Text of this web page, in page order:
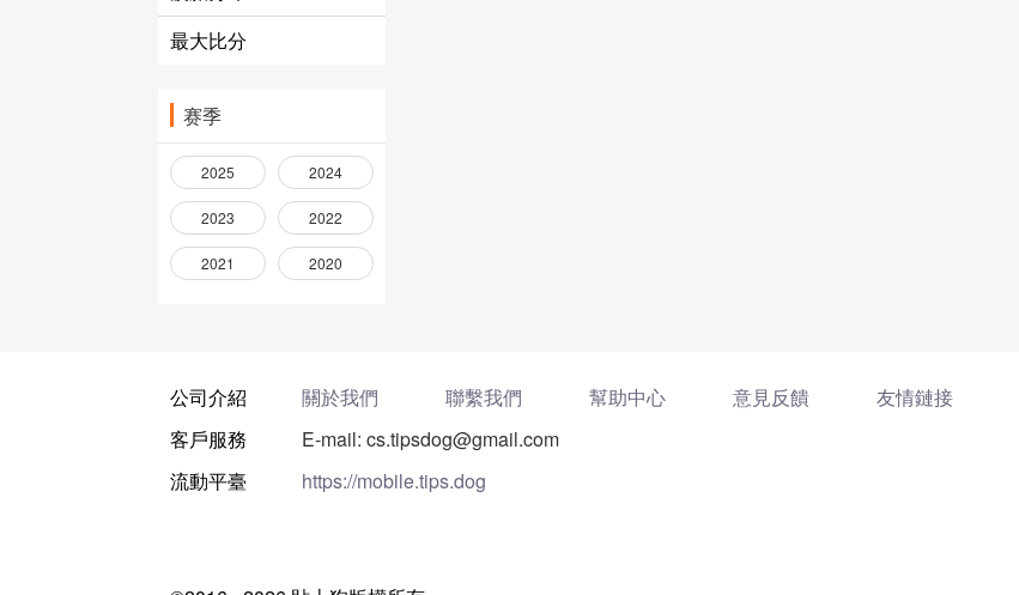
最大比分
赛季
2025 2024
2023 2022
2021 2020
公司介紹 關於我們 聯繫我們 幫助中心 意見反饋 友情鏈接
客戶服務
E-mail: cs.tipsdog@gmail.com
流動平臺
https://mobile.tips.dog